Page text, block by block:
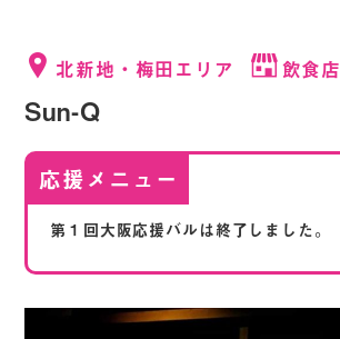
北新地・梅田エリア 飲食店
Sun-Q
応援メニュー
第１回大阪応援バルは終了しました。